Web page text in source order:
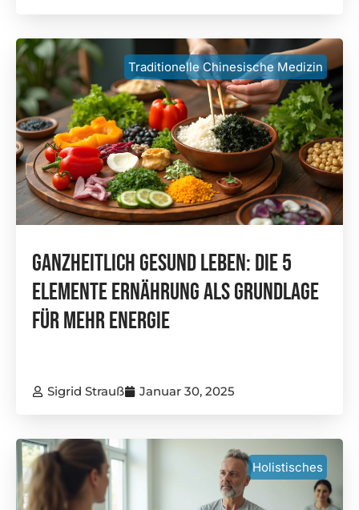
Traditionelle Chinesische Medizin
Ganzheitlich Gesund Leben: Die 5
Elemente Ernährung Als Grundlage
Für Mehr Energie
Sigrid Strauß Januar 30, 2025
Holistisches